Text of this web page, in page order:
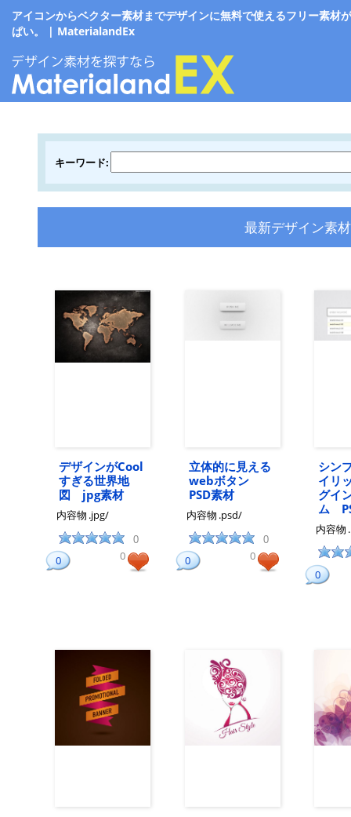
アイコンからベクター素材までデザインに無料で使えるフリー素材
ぱい。 | MaterialandEx
キーワード:
最新デザイン素材
デザインがCool
すぎる世界地
図 jpg素材
内容物 .jpg/
0
0 0
立体的に見える
webボタン
PSD素材
内容物 .psd/
0
0 0
シン
イリ
グイ
ム
内容物
0